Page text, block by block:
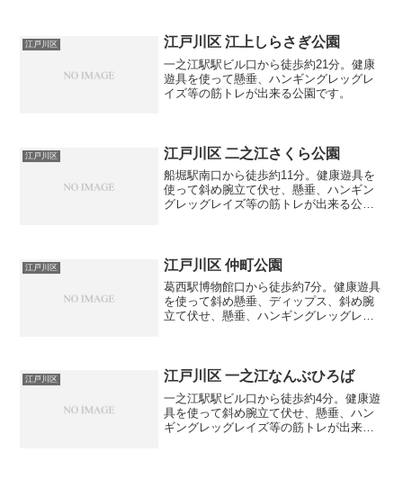
江戸川区 江戸川区 江上しらさぎ公園
一之江駅駅ビル口から徒歩約21分。健康
遊具を使って懸垂、ハンギングレッグレ
イズ等の筋トレが出来る公園です。
江戸川区 江戸川区 二之江さくら公園
船堀駅南口から徒歩約11分。健康遊具を
使って斜め腕立て伏せ、懸垂、ハンギン
グレッグレイズ等の筋トレが出来る公園
江戸川区 江戸川区 仲町公園
葛西駅博物館口から徒歩約7分。健康遊具
を使って斜め懸垂、ディップス、斜め腕
立て伏せ、懸垂、ハンギングレッグレイ
江戸川区 江戸川区 一之江なんぶひろば
一之江駅駅ビル口から徒歩約4分。健康遊
具を使って斜め腕立て伏せ、懸垂、ハン
ギングレッグレイズ等の筋トレが出来る